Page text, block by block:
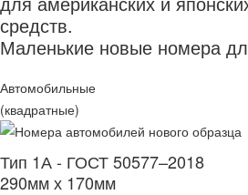
средств.
Маленькие новые номера
Автомобильные
(квадратные)
Тип 1А - ГОСТ 50577–2018
290мм х 170мм